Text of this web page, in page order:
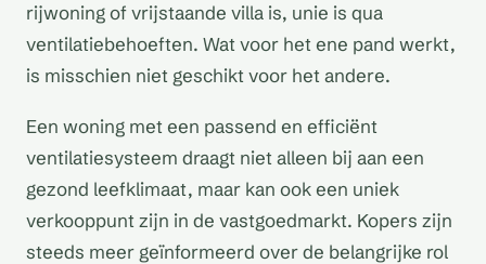
rijwoning of vrijstaande villa is, unie is qua
ventilatiebehoeften. Wat voor het ene pand werkt,
is misschien niet geschikt voor het andere.
Een woning met een passend en efficiënt
ventilatiesysteem draagt niet alleen bij aan een
gezond leefklimaat, maar kan ook een uniek
verkooppunt zijn in de vastgoedmarkt. Kopers zijn
steeds meer geïnformeerd over de belangrijke rol